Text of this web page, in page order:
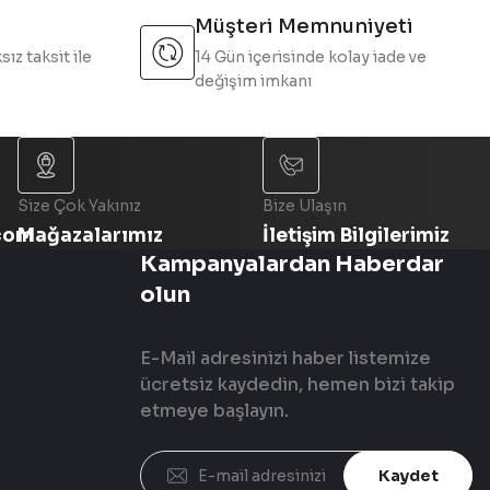
taksit ile
Müşteri Memnuniyeti
14 Gün içerisinde kolay iade ve
değişim imkanı
Size Çok Yakınız
Mağazalarımız
Bize Ulaşın
İletişim Bilgilerimiz
Kampanyalardan Haberdar
olun
E-Mail adresinizi haber listemize
ücretsiz kaydedin, hemen bizi takip
etmeye başlayın.
Kaydet